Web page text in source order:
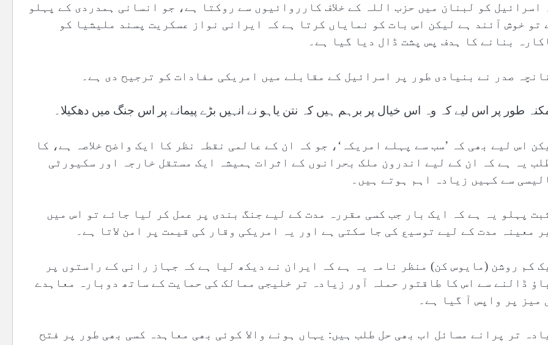
اسرائیل کو لبنان میں حزب اللہ کے خلاف کارروائیوں سے روکتا ہے، جو انسانی ہمدردی کے پہلو
تو خوش آئند ہے لیکن اس بات کو نمایاں کرتا ہے کہ ایرانی نواز عسکریت پسند ملیشیا کو
بنانے کا ہدف پس پشت ڈال دیا گیا ہے۔
صدر نے بنیادی طور پر اسرائیل کے مقابلے میں امریکی مفادات کو ترجیح دی ہے۔
طور پر اس لیے کہ وہ اس خیال پر برہم ہیں کہ نتن یاہو نے انہیں بڑے پیمانے پر اس جنگ میں دھکیلا۔
اس لیے بھی کہ ’سب سے پہلے امریکہ‘، جو کہ ان کے عالمی نقطہ نظر کا ایک واضح خلاصہ ہے، کا
یہ ہے کہ ان کے لیے اندرون ملک بحرانوں کے اثرات ہمیشہ ایک مستقل خارجہ اور سکیورٹی
سے کہیں زیادہ اہم ہوتے ہیں۔
پہلو یہ ہے کہ ایک بار جب کسی مقررہ مدت کے لیے جنگ بندی پر عمل کر لیا جائے تو اس میں
معینہ مدت کے لیے توسیع کی جا سکتی ہے اور یہ امریکی وقار کی قیمت پر امن لاتا ہے۔
کم روشن (مایوس کن) منظر نامہ یہ ہے کہ ایران نے دیکھ لیا ہے کہ جہاز رانی کے راستوں پر
ڈالنے سے اس کا طاقتور حملہ آور زیادہ تر خلیجی ممالک کی حمایت کے ساتھ دوبارہ معاہدے
میز پر واپس آ گیا ہے۔
تر پرانے مسائل اب بھی حل طلب ہیں: یہاں ہونے والا کوئی بھی معاہدہ کسی بھی طور پر فتح